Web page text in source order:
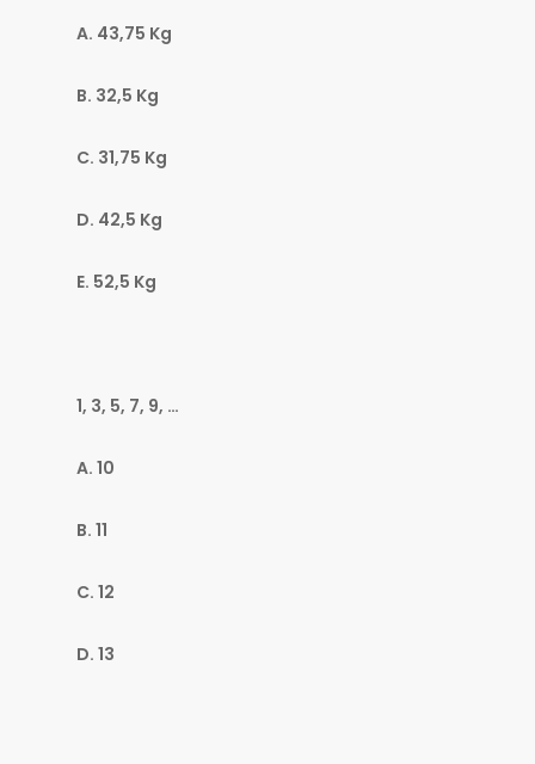
A. 43,75 Kg
B. 32,5 Kg
C. 31,75 Kg
D. 42,5 Kg
E. 52,5 Kg
1, 3, 5, 7, 9, …
A. 10
B. 11
C. 12
D. 13